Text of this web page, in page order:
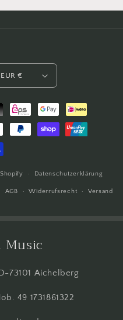
Deutschland | EUR €
Datenschutzerklärung
AGB Widerrufsrecht Versand
Music
73101 Aichelberg
49 1731861322